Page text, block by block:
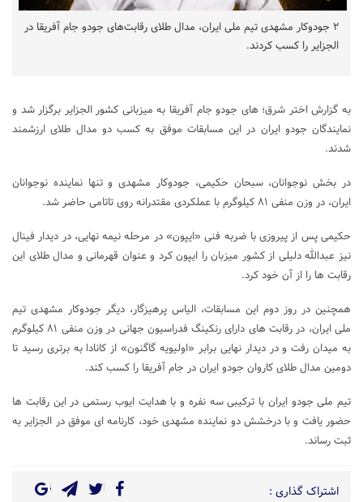
۲ جودوکار مشهدی تیم ملی ایران، مدال طلای رقابت‌های جودو جام آفریقا در
الجزایر را کسب کردند.
به گزارش اختر شرق؛ های جودو جام آفریقا به میزبانی کشور الجزایر برگزار شد و
نمایندگان جودو ایران در این مسابقات موفق به کسب دو مدال طلای ارزشمند
شدند.‌
در بخش نوجوانان، سبحان حکیمی، جودوکار مشهدی و تنها نماینده نوجوانان
ایران، در وزن منفی ۸۱ کیلوگرم با عملکردی مقتدرانه روی تاتامی حاضر شد.‌
حکیمی پس از پیروزی با ضربه فنی «ایپون» در مرحله نیمه‌ نهایی، در دیدار فینال
نیز عبدالله دلیلی از کشور میزبان را ایپون کرد و عنوان قهرمانی و مدال طلای این
رقابت‌ ها را از آن خود کرد.‌
همچنین در روز دوم این مسابقات، الیاس پرهیزگار، دیگر جودوکار مشهدی تیم
ملی ایران، در رقابت‌ های دارای رنکینگ فدراسیون جهانی در وزن منفی ۸۱ کیلوگرم
به میدان رفت و در دیدار نهایی برابر «اولیویه گاگنون» از کانادا به برتری رسید تا
دومین مدال طلای کاروان جودو ایران در جام آفریقا را کسب کند.‌
تیم ملی جودو ایران با ترکیبی سه‌ نفره و با هدایت ایوب رستمی در این رقابت‌ ها
حضور یافت و با درخشش دو نماینده مشهدی خود، کارنامه‌ ای موفق در الجزایر به
ثبت رساند.
اشتراک گذاری :